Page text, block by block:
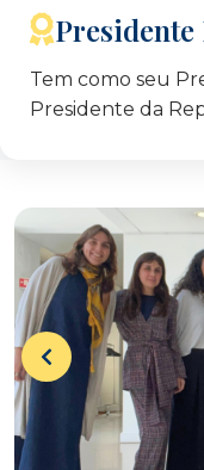
Tem como seu
Presidente da